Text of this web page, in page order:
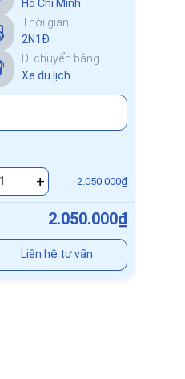
Hồ Chí Minh
Thời gian
2N1Đ
Di chuyển bằng
Xe du lịch
+ 2.050.000₫
2.050.000₫
Liên hệ tư vấn